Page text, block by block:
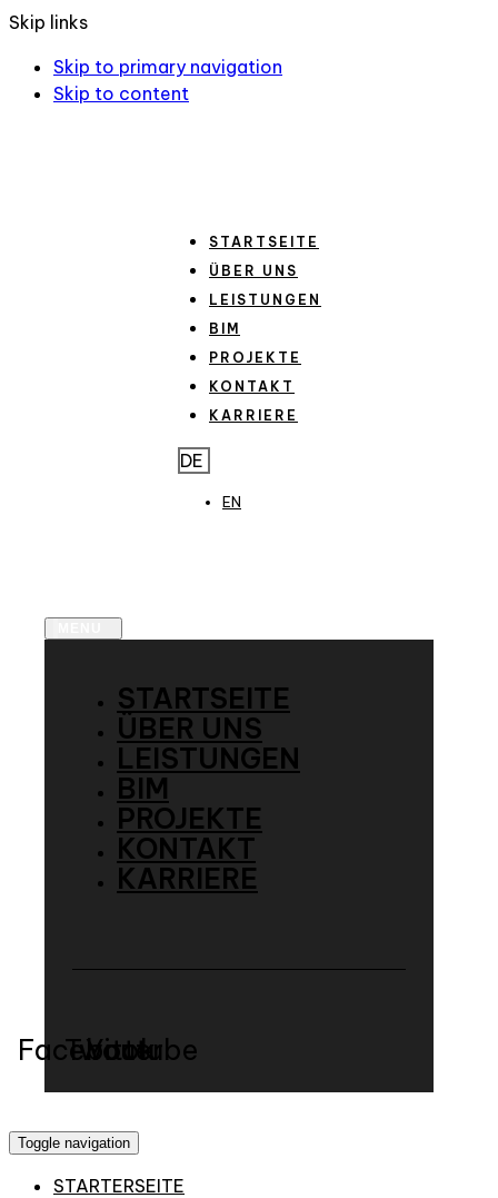
Skip links
Skip to primary navigation
Skip to content
STARTSEITE
ÜBER UNS
LEISTUNGEN
BIM
PROJEKTE
KONTAKT
KARRIERE
DE
EN
STARTSEITE
ÜBER UNS
LEISTUNGEN
BIM
PROJEKTE
KONTAKT
KARRIERE
Facebook
Twitter
Youtube
Toggle navigation
STARTERSEITE